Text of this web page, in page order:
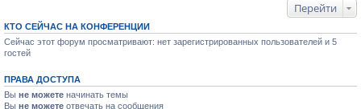
Перейти
КТО СЕЙЧАС НА КОНФЕРЕНЦИИ
Сейчас этот форум просматривают: нет зарегистрированных пользователей и 5
гостей
ПРАВА ДОСТУПА
Вы не можете начинать темы
Вы не можете отвечать на сообщения